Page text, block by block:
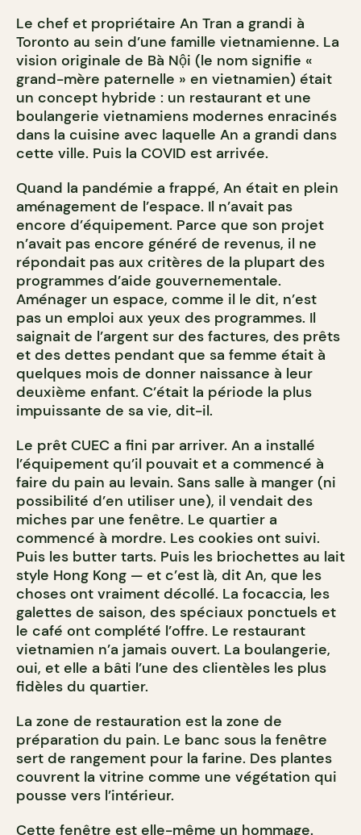
Le chef et propriétaire An Tran a grandi à
Toronto au sein d’une famille vietnamienne. La
vision originale de Bà Nội (le nom signifie «
grand-mère paternelle » en vietnamien) était
un concept hybride : un restaurant et une
boulangerie vietnamiens modernes enracinés
dans la cuisine avec laquelle An a grandi dans
cette ville. Puis la COVID est arrivée.
Quand la pandémie a frappé, An était en plein
aménagement de l’espace. Il n’avait pas
encore d’équipement. Parce que son projet
n’avait pas encore généré de revenus, il ne
répondait pas aux critères de la plupart des
programmes d’aide gouvernementale.
Aménager un espace, comme il le dit, n’est
pas un emploi aux yeux des programmes. Il
saignait de l’argent sur des factures, des prêts
et des dettes pendant que sa femme était à
quelques mois de donner naissance à leur
deuxième enfant. C’était la période la plus
impuissante de sa vie, dit-il.
Le prêt CUEC a fini par arriver. An a installé
l’équipement qu’il pouvait et a commencé à
faire du pain au levain. Sans salle à manger (ni
possibilité d’en utiliser une), il vendait des
miches par une fenêtre. Le quartier a
commencé à mordre. Les cookies ont suivi.
Puis les butter tarts. Puis les briochettes au lait
style Hong Kong — et c’est là, dit An, que les
choses ont vraiment décollé. La focaccia, les
galettes de saison, des spéciaux ponctuels et
le café ont complété l’offre. Le restaurant
vietnamien n’a jamais ouvert. La boulangerie,
oui, et elle a bâti l’une des clientèles les plus
fidèles du quartier.
La zone de restauration est la zone de
préparation du pain. Le banc sous la fenêtre
sert de rangement pour la farine. Des plantes
couvrent la vitrine comme une végétation qui
pousse vers l’intérieur.
Cette fenêtre est elle-même un hommage.